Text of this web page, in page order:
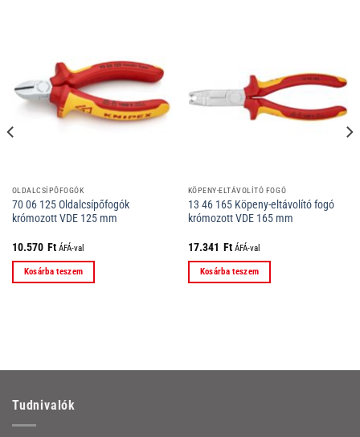
OLDALCSÍPŐFOGÓK
70 06 125 Oldalcsípőfogók
krómozott VDE 125 mm
10.570 Ft ÁFÁ-val
Kosárba teszem
KÖPENY-ELTÁVOLÍTÓ FOGÓ
13 46 165 Köpeny-eltávolító fogó
krómozott VDE 165 mm
17.341 Ft ÁFÁ-val
Kosárba teszem
Tudnivalók